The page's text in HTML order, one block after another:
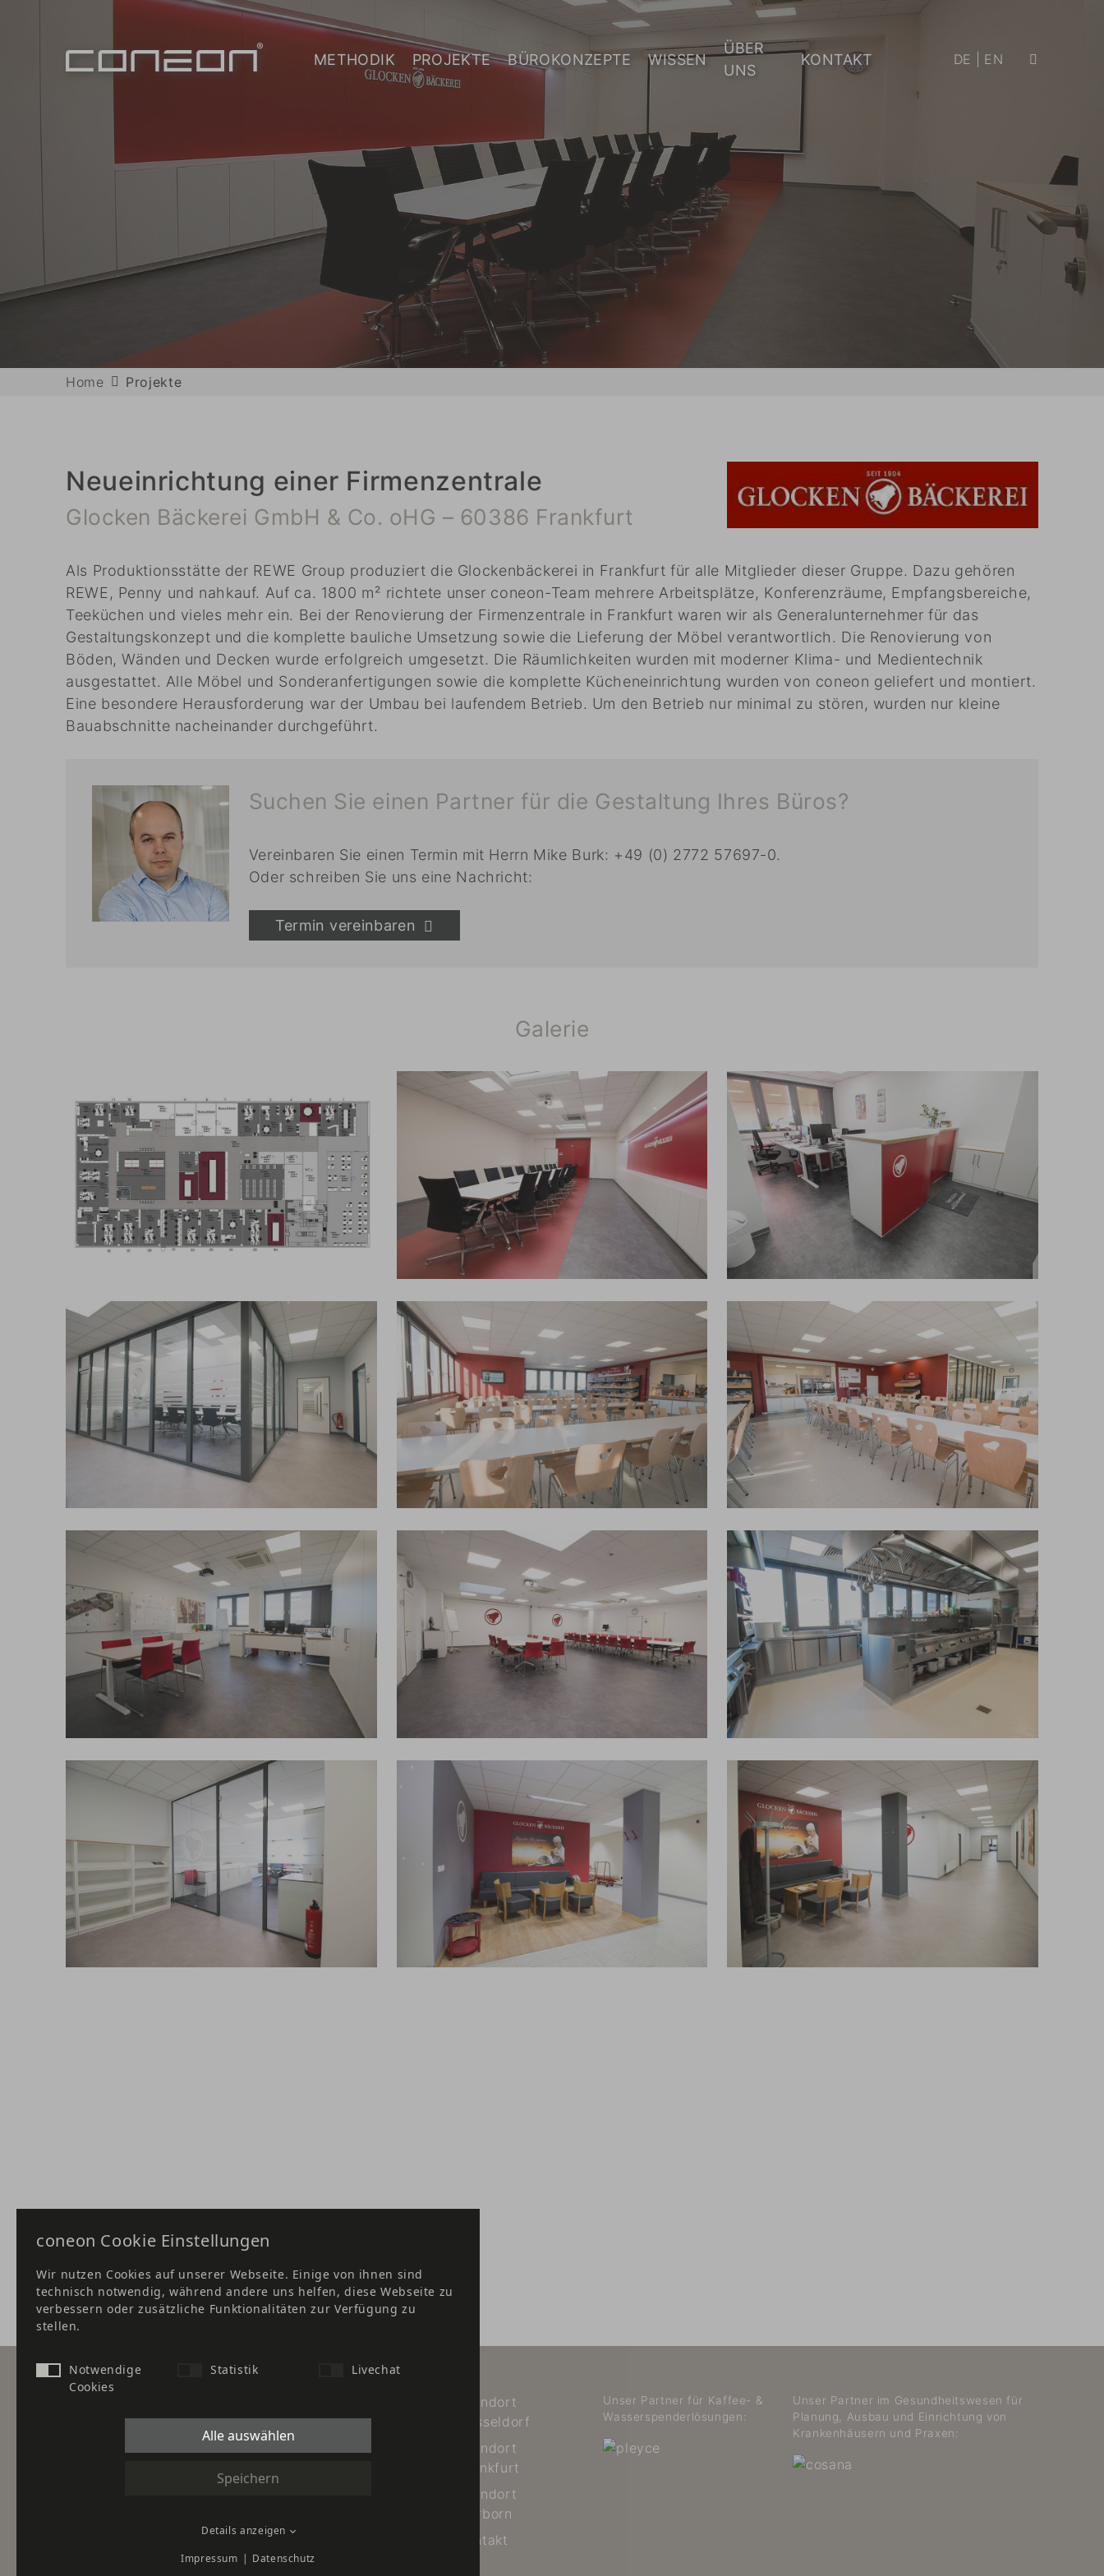
METHODIK PROJEKTE BÜROKONZEPTE WISSEN
ÜBER
UNS
KONTAKT DE EN
Home Projekte
Neueinrichtung einer Firmenzentrale
Glocken Bäckerei GmbH & Co. oHG – 60386 Frankfurt
Als Produktionsstätte der REWE Group produziert die Glockenbäckerei in Frankfurt für alle Mitglieder dieser Gruppe. Dazu gehören
REWE, Penny und nahkauf. Auf ca. 1800 m² richtete unser coneon-Team mehrere Arbeitsplätze, Konferenzräume, Empfangsbereiche,
Teeküchen und vieles mehr ein. Bei der Renovierung der Firmenzentrale in Frankfurt waren wir als Generalunternehmer für das
Gestaltungskonzept und die komplette bauliche Umsetzung sowie die Lieferung der Möbel verantwortlich. Die Renovierung von
Böden, Wänden und Decken wurde erfolgreich umgesetzt. Die Räumlichkeiten wurden mit moderner Klima- und Medientechnik
ausgestattet. Alle Möbel und Sonderanfertigungen sowie die komplette Kücheneinrichtung wurden von coneon geliefert und montiert.
Eine besondere Herausforderung war der Umbau bei laufendem Betrieb. Um den Betrieb nur minimal zu stören, wurden nur kleine
Bauabschnitte nacheinander durchgeführt.
Suchen Sie einen Partner für die Gestaltung Ihres Büros?
Vereinbaren Sie einen Termin mit Herrn Mike Burk: +49 (0) 2772 57697-0.
Oder schreiben Sie uns eine Nachricht:
Termin vereinbaren
Galerie
Datenschutz
Newsletter
Standort
Düsseldorf
Standort
Frankfurt
Standort
Herborn
Kontakt
Unser Partner für Kaffee- &
Wasserspenderlösungen:
Unser Partner im Gesundheitswesen für
Planung, Ausbau und Einrichtung von
Krankenhäusern und Praxen:
coneon Cookie Einstellungen
Wir nutzen Cookies auf unserer Webseite. Einige von ihnen sind
technisch notwendig, während andere uns helfen, diese Webseite zu
verbessern oder zusätzliche Funktionalitäten zur Verfügung zu
stellen.
Notwendige
Cookies
Statistik Livechat
Alle auswählen
Speichern
Details anzeigen
Impressum
Datenschutz